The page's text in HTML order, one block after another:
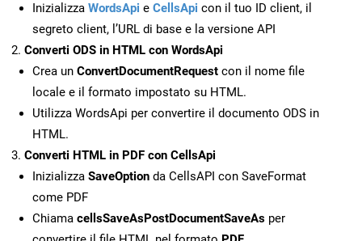
Inizializza WordsApi e CellsApi con il tuo ID client, il
segreto client, l’URL di base e la versione API
Converti ODS in HTML con WordsApi
Crea un ConvertDocumentRequest con il nome file
locale e il formato impostato su HTML.
Utilizza WordsApi per convertire il documento ODS in
HTML.
Converti HTML in PDF con CellsApi
Inizializza SaveOption da CellsAPI con SaveFormat
come PDF
Chiama cellsSaveAsPostDocumentSaveAs per